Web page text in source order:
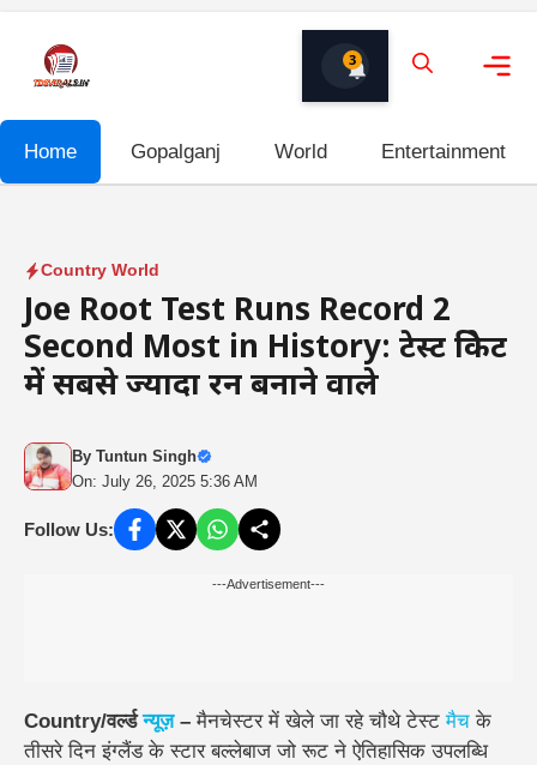
content
3
Home Gopalganj World Entertainment
Country World
Joe Root Test Runs Record 2
Second Most in History: टेस्ट क्रिकेट
में सबसे ज्यादा रन बनाने वाले
By Tuntun Singh
On: July 26, 2025 5:36 AM
Follow Us:
---Advertisement---
Country/वर्ल्डन्यूज़–मैनचेस्टर में खेले जा रहे चौथे टेस्टमैच के
तीसरे दिन इंग्लैंड के स्टार बल्लेबाज जो रूट ने ऐतिहासिक उपलब्धि